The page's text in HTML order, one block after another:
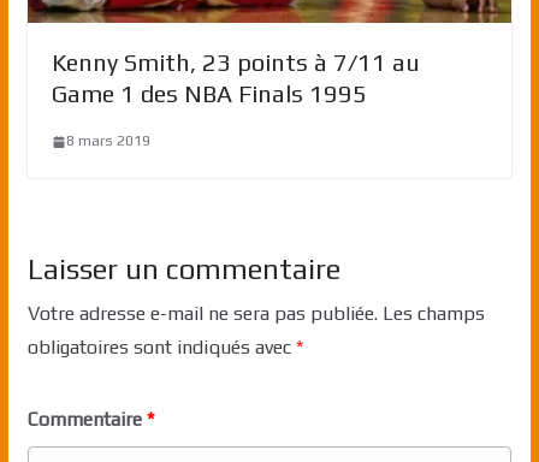
Kenny Smith, 23 points à 7/11 au
Game 1 des NBA Finals 1995
8 mars 2019
Laisser un commentaire
Votre adresse e-mail ne sera pas publiée. Les champs
obligatoires sont indiqués avec *
Commentaire *